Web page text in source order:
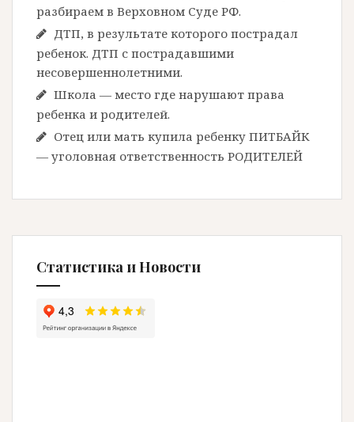
разбираем в Верховном Суде РФ.
ДТП, в результате которого пострадал
ребенок. ДТП с пострадавшими
несовершеннолетними.
Школа — место где нарушают права
ребенка и родителей.
Отец или мать купила ребенку ПИТБАЙК
— уголовная ответственность РОДИТЕЛЕЙ
Статистика и Новости